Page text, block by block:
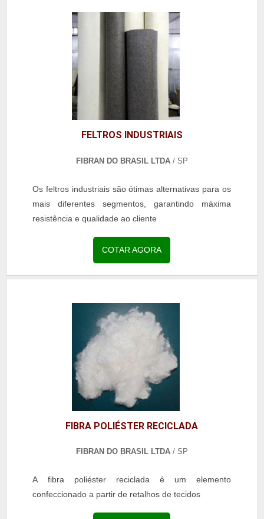
FELTROS INDUSTRIAIS
FIBRAN DO BRASIL LTDA/ SP
Os feltros industriais são ótimas alternativas para os
mais diferentes segmentos, garantindo máxima
resistência e qualidade ao cliente
COTAR AGORA
FIBRA POLIÉSTER RECICLADA
FIBRAN DO BRASIL LTDA/ SP
A fibra poliéster reciclada é um elemento
confeccionado a partir de retalhos de tecidos